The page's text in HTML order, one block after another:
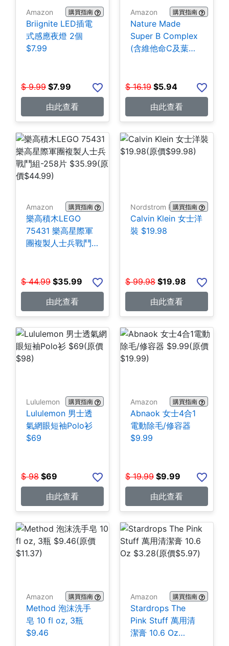
Amazon 購買指南
Briignite LED插電
式感應夜燈 2個
$7.99
$ 9.99 $7.99
由此查看
Amazon 購買指南
Nature Made
Super B Complex
(含維他命C及葉酸)
$ 16.19 $5.94
由此查看
Amazon 購買指南
樂高積木LEGO
75431 樂高星際軍
團複製人士兵戰鬥
$ 44.99 $35.99
由此查看
Nordstrom Rack購買指南
Calvin Klein 女士洋
裝 $19.98
$ 99.98 $19.98
由此查看
Lululemon 購買指南
Lululemon 男士透
氣網眼短袖Polo衫
$69
$ 98 $69
由此查看
Amazon 購買指南
Abnaok 女士4合1
電動除毛/修容器
$9.99
$ 19.99 $9.99
由此查看
Amazon 購買指南
Method 泡沫洗手
皂 10 fl oz, 3瓶
$9.46
Amazon 購買指南
Stardrops The
Pink Stuff 萬用清
潔膏 10.6 Oz